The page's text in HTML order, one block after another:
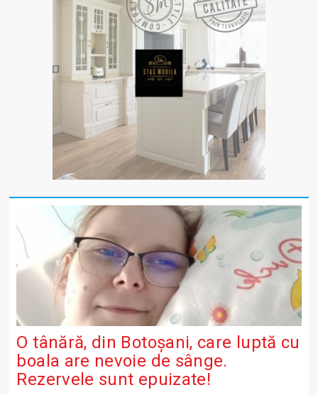
O tânără, din Botoșani, care luptă cu
boala are nevoie de sânge.
Rezervele sunt epuizate!